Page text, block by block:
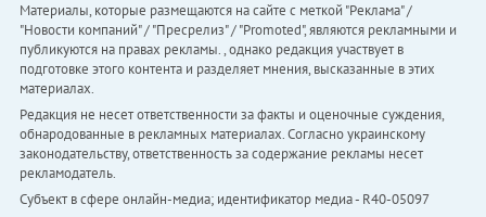
Материалы, которые размещаются на сайте с меткой "Реклама" /
"Новости компаний" / "Пресрелиз" / "Promoted", являются рекламными и
публикуются на правах рекламы. , однако редакция участвует в
подготовке этого контента и разделяет мнения, высказанные в этих
материалах.
Редакция не несет ответственности за факты и оценочные суждения,
обнародованные в рекламных материалах. Согласно украинскому
законодательству, ответственность за содержание рекламы несет
рекламодатель.
Субъект в сфере онлайн-медиа; идентификатор медиа - R40-05097